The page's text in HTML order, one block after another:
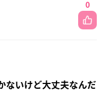
0
ないけど大丈夫なんだ